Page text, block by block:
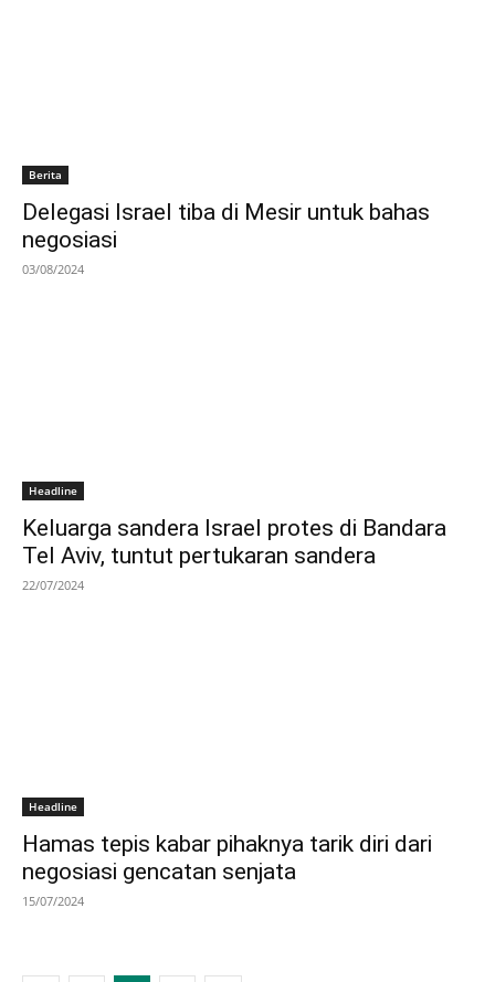
Berita
Delegasi Israel tiba di Mesir untuk bahas
negosiasi
03/08/2024
Headline
Keluarga sandera Israel protes di Bandara
Tel Aviv, tuntut pertukaran sandera
22/07/2024
Headline
Hamas tepis kabar pihaknya tarik diri dari
negosiasi gencatan senjata
15/07/2024